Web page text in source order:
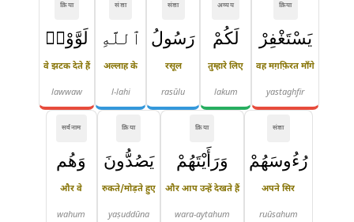
क्रिया
يَسْتَغْفِرْ
वह मग़फ़िरत माँगे
yastaghfir
अव्यय
لَكُمْ
तुम्हारे लिए
lakum
संज्ञा
رَسُولُ
रसूल
rasūlu
संज्ञा
ٱللَّهِ
अल्लाह के
l-lahi
क्रिया
لَوَّوْا۟
वे झटक देते हैं
lawwaw
संज्ञा
رُءُوسَهُمْ
अपने सिर
ruūsahum
क्रिया
وَرَأَيْتَهُمْ
और आप उन्हें देखते हैं
wara-aytahum
क्रिया
يَصُدُّونَ
रुकते/मोड़ते हुए
yaṣuddūna
सर्वनाम
وَهُم
और वे
wahum